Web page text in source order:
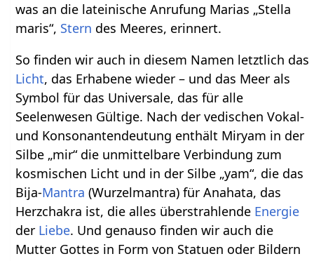
was an die lateinische Anrufung Marias „Stella
maris“, Stern des Meeres, erinnert.
So finden wir auch in diesem Namen letztlich das
Licht, das Erhabene wieder – und das Meer als
Symbol für das Universale, das für alle
Seelenwesen Gültige. Nach der vedischen Vokal-
und Konsonantendeutung enthält Miryam in der
Silbe „mir“ die unmittelbare Verbindung zum
kosmischen Licht und in der Silbe „yam“, die das
Bija-Mantra (Wurzelmantra) für Anahata, das
Herzchakra ist, die alles überstrahlende Energie
der Liebe. Und genauso finden wir auch die
Mutter Gottes in Form von Statuen oder Bildern